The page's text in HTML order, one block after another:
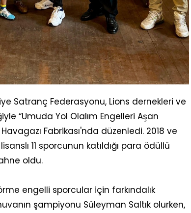
Satranç Federasyonu, Lions dernekleri ve
“Umuda Yol Olalım Engelleri Aşan
Fabrikası'nda düzenledi. 2018 ve
11 sporcunun katıldığı para ödüllü
oldu.
engelli sporcular için farkındalık
şampiyonu Süleyman Saltık olurken,